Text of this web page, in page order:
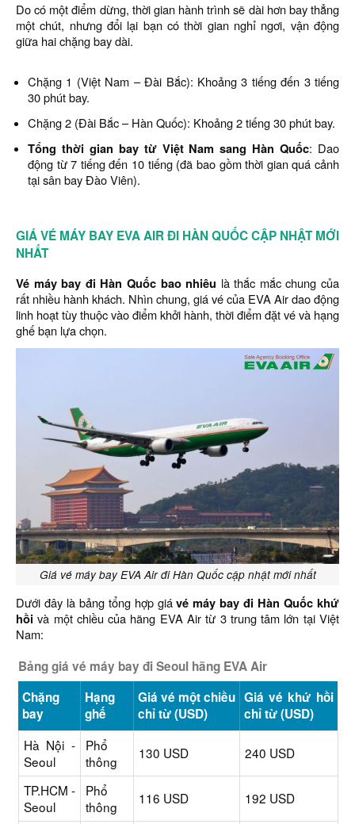
Do có một điểm dừng, thời gian hành trình sẽ dài hơn bay thẳng
một chút, nhưng đổi lại bạn có thời gian nghỉ ngơi, vận động
giữa hai chặng bay dài.
Chặng 1 (Việt Nam – Đài Bắc): Khoảng 3 tiếng đến 3 tiếng
30 phút bay.
Chặng 2 (Đài Bắc – Hàn Quốc): Khoảng 2 tiếng 30 phút bay.
Tổng thời gian bay từ Việt Nam sang Hàn Quốc: Dao
động từ 7 tiếng đến 10 tiếng (đã bao gồm thời gian quá cảnh
tại sân bay Đào Viên).
GIÁ VÉ MÁY BAY EVA AIR ĐI HÀN QUỐC CẬP NHẬT MỚI
NHẤT
Vé máy bay đi Hàn Quốc bao nhiêu là thắc mắc chung của
rất nhiều hành khách. Nhìn chung, giá vé của EVA Air dao động
linh hoạt tùy thuộc vào điểm khởi hành, thời điểm đặt vé và hạng
ghế bạn lựa chọn.
Giá vé máy bay EVA Air đi Hàn Quốc cập nhật mới nhất
Dưới đây là bảng tổng hợp giávé máy bay đi Hàn Quốc khứ
hồi và một chiều của hãng EVA Air từ 3 trung tâm lớn tại Việt
Nam:
Bảng giá vé máy bay đi Seoul hãng EVA Air
Chặng
bay
Hạng
ghế
Giá vé một chiều
chỉ từ (USD)
Giá vé khứ hồi
chỉ từ (USD)
Hà Nội -
Seoul
Phổ
thông
130 USD 240 USD
TP.HCM -
Seoul
Phổ
thông
116 USD 192 USD